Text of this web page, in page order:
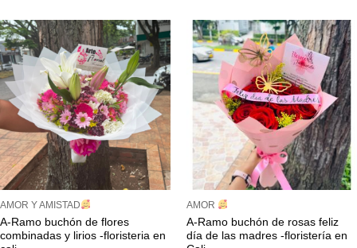
AMOR Y AMISTAD
A-Ramo buchón de flores
combinadas y lirios -floristeria en
AMOR
A-Ramo buchón de rosas feliz
día de las madres -floristería en